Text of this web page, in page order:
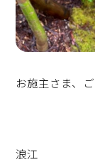
お施主さま、
浪江